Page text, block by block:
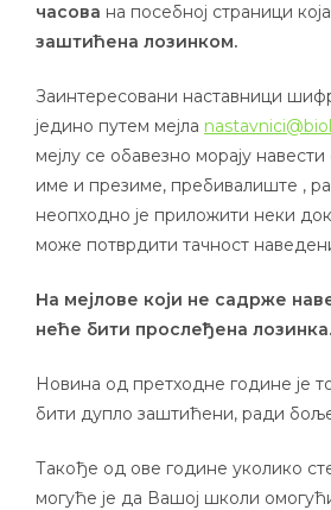
часова на посебној страници
заштићена лозинком.
Заинтересовани наставници
једино путем мејла
мејлу се обавезно морају
име и презиме, пребивалиште ,
неопходно је приложити неки
може потврдити тачност
На мејлове који не садрже
неће бити прослеђена лозинка.
Новина од претходне године је
бити дупло заштићени, ради
Такође од ове године уколико
могуће је да Вашој школи